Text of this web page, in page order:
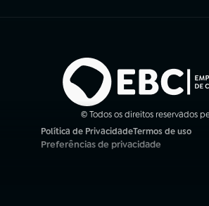
© Todos os direitos reservados
Política de Privacidade
(abre em nova aba)
Termos de uso
(abre em nova aba)
Preferências de privacidade